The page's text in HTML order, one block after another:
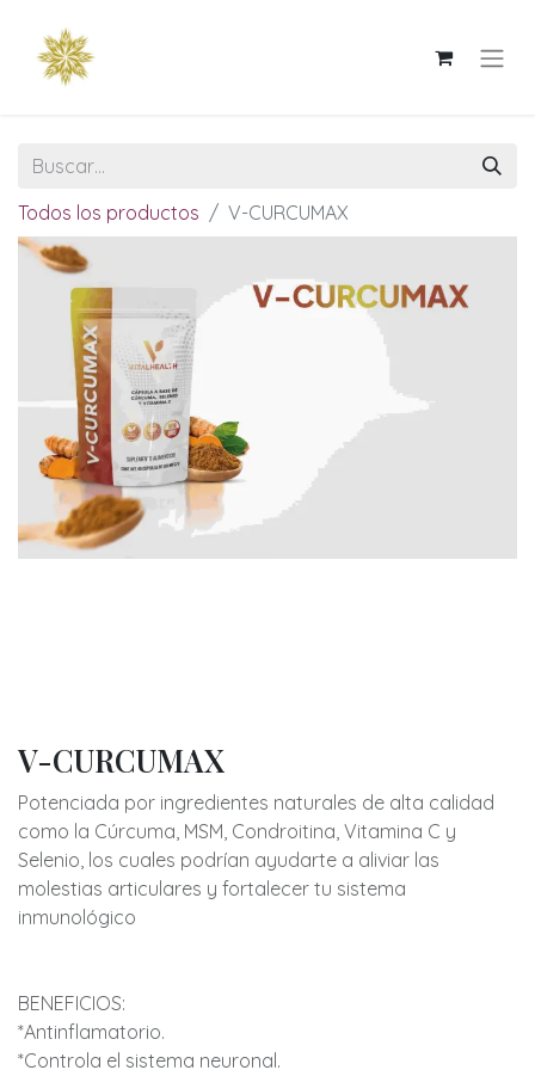
Todos los productos V-CURCUMAX
V-CURCUMAX
Potenciada por ingredientes naturales de alta calidad
como la Cúrcuma, MSM, Condroitina, Vitamina C y
Selenio, los cuales podrían ayudarte a aliviar las
molestias articulares y fortalecer tu sistema
inmunológico
BENEFICIOS:
*Antinflamatorio.
*Controla el sistema neuronal.